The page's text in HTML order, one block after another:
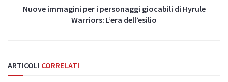
Nuove immagini per i personaggi giocabili di Hyrule
Warriors: L’era dell’esilio
ARTICOLI CORRELATI